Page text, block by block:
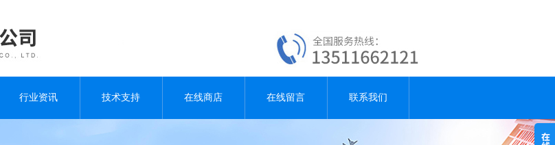
行业资讯 技术支持 在线商店 在线留言 联系我们